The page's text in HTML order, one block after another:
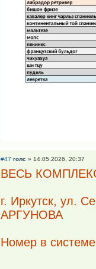
#47 голс » 14.05.2026, 20:37
ВЕСЬ
г. Иркутск, ул.
АРГУНОВА
Номер в